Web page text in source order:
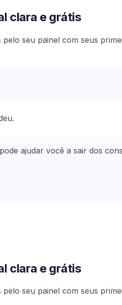
clara e grátis
seu painel com seus
ajudar você a sair dos
clara e grátis
seu painel com seus